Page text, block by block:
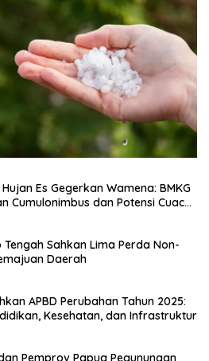
Es Gegerkan Wamena: BMKG
Cumulonimbus dan Potensi Cuaca
Tengah Sahkan Lima Perda Non-
Daerah
APBD Perubahan Tahun 2025:
Kesehatan, dan Infrastruktur
Pemprov Papua Pegunungan